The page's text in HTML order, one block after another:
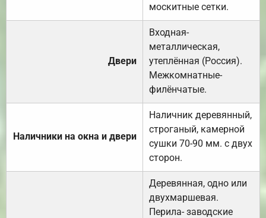
москитные сетки.
Двери
Входная-
металлическая,
утеплённая (Россия).
Межкомнатные-
филёнчатые.
Наличники на окна и двери
Наличник деревянный,
строганый, камерной
сушки 70-90 мм. с двух
сторон.
Деревянная, одно или
двухмаршевая.
Перила- заводские